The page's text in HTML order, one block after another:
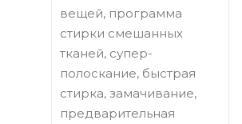
вещей, программа
стирки смешанных
тканей, супер-
полоскание, быстрая
стирка, замачивание,
предварительная